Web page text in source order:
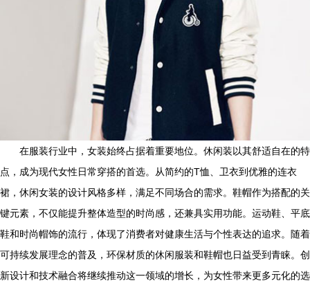
在服装行业中，女装始终占据着重要地位。休闲装以其舒适自在的特
点，成为现代女性日常穿搭的首选。从简约的T恤、卫衣到优雅的连衣
裙，休闲女装的设计风格多样，满足不同场合的需求。鞋帽作为搭配的关
键元素，不仅能提升整体造型的时尚感，还兼具实用功能。运动鞋、平底
鞋和时尚帽饰的流行，体现了消费者对健康生活与个性表达的追求。随着
可持续发展理念的普及，环保材质的休闲服装和鞋帽也日益受到青睐。创
新设计和技术融合将继续推动这一领域的增长，为女性带来更多元化的选